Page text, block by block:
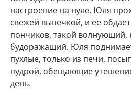
настроение на нуле. Юля
свежей выпечкой, и ее
пончиков, такой
будоражащий. Юля
пухлые, только из печи,
пудрой, обещающие
день.